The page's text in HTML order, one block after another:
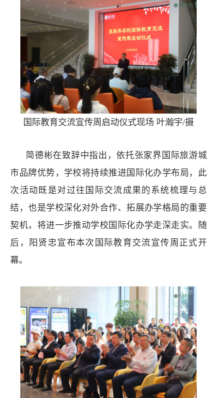
国际教育交流宣传周启动仪式现场 叶瀚宇/摄
简德彬在致辞中指出，依托张家界国际旅游城
市品牌优势，学校将持续推进国际化办学布局，此
次活动既是对过往国际交流成果的系统梳理与总
结，也是学校深化对外合作、拓展办学格局的重要
契机，将进一步推动学校国际化办学走深走实。随
后，阳贤忠宣布本次国际教育交流宣传周正式开
幕。